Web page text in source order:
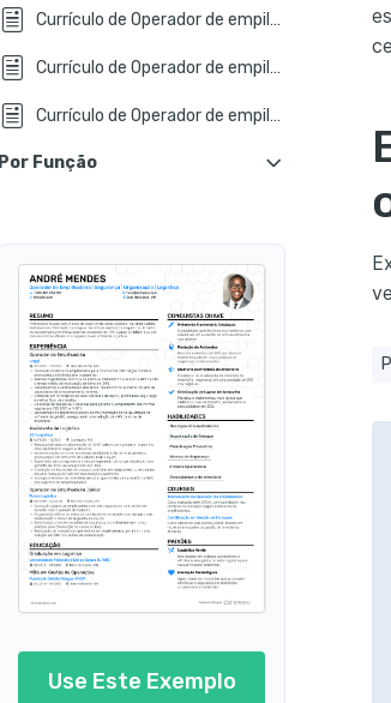
Currículo de Operador de empilhadeira Júnior
Currículo de Operador de empilhadeira Meio período
Currículo de Operador de empilhadeira Sem experiência
Por Função
Use Este Exemplo